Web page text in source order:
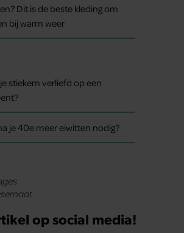
Dit is de beste kleding om
bij warm weer
stiekem verliefd op een
je 40e meer eiwitten nodig?
op social media!